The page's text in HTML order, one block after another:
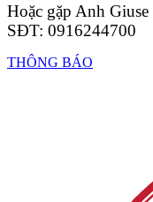
Hoặc gặp Anh
SĐT: 0916244700
THÔNG BÁO